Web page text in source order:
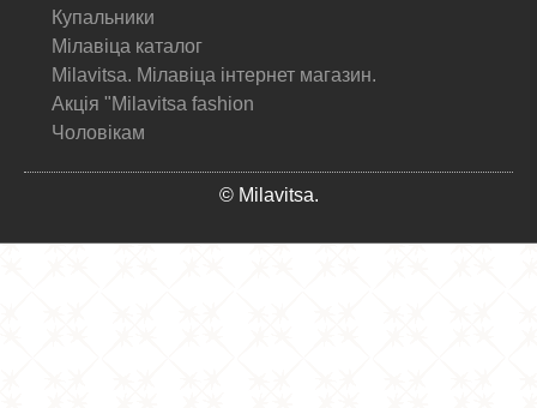
Купальники
Мілавіца каталог
Milavitsa. Мілавіца інтернет магазин.
Акція "Milavitsa fashion
Чоловікам
© Milavitsa.